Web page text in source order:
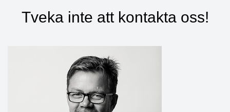
Tveka inte att kontakta oss!